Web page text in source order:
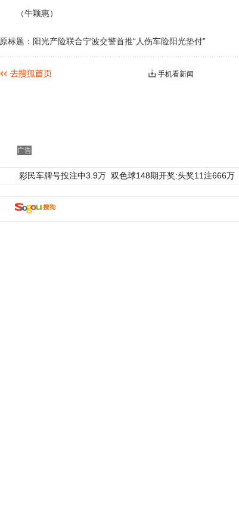
（牛颖惠）
原标题：阳光产险联合宁波交警首推“人伤车险阳光垫付”
手机看新闻
广告
彩民车牌号投注中3.9万 双色球148期开奖:头奖11注666万